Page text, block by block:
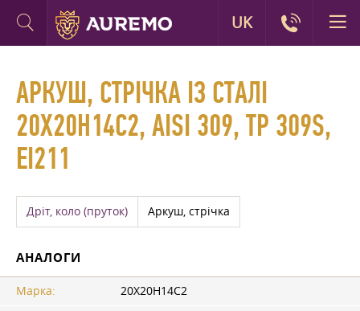
АРКУШ, СТРІЧКА ІЗ СТАЛІ
20Х20Н14С2, AISI 309, TP 309S,
ЕІ211
Дріт, коло (пруток) Аркуш, стрічка
АНАЛОГИ
Марка:
20Х20Н14С2
UK